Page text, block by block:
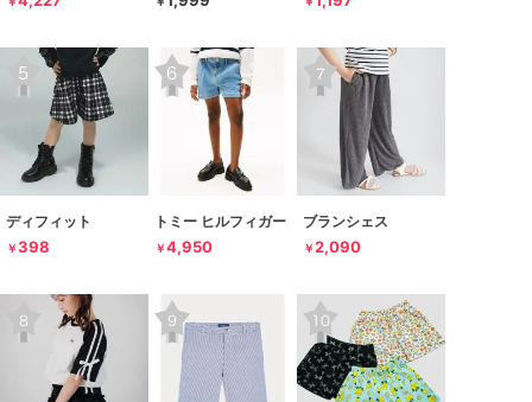
ディフィット
￥398
トミー ヒルフィガー
￥4,950
ブランシェス
￥2,090